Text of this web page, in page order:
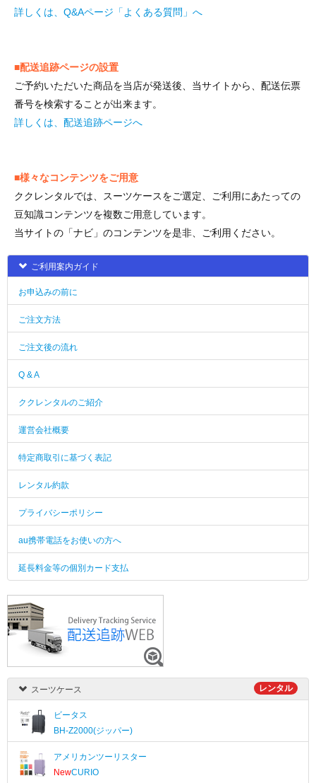
詳しくは、Q&Aページ「よくある質問」へ
■配送追跡ページの設置
ご予約いただいた商品を当店が発送後、当サイトから、配送伝票
番号を検索することが出来ます。
詳しくは、配送追跡ページへ
■様々なコンテンツをご用意
ククレンタルでは、スーツケースをご選定、ご利用にあたっての
豆知識コンテンツを複数ご用意しています。
当サイトの「ナビ」のコンテンツを是非、ご利用ください。
ご利用案内ガイド
お申込みの前に
ご注文方法
ご注文後の流れ
Q & A
ククレンタルのご紹介
運営会社概要
特定商取引に基づく表記
レンタル約款
プライバシーポリシー
au携帯電話をお使いの方へ
延長料金等の個別カード支払
スーツケース レンタル
ビータス
BH-Z2000(ジッパー)
アメリカンツーリスター
NewCURIO